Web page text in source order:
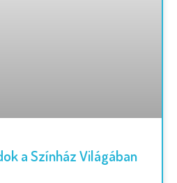
a Színház Világában